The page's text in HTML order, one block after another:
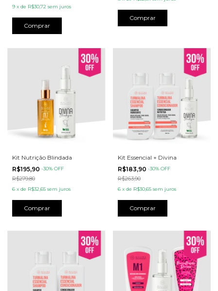
9 x de R$30,72 sem juros
Kit Nutrição Blindada
R$195,90 -30% OFF
R$279,80
6 x de R$32,65 sem juros
Kit Essencial + Divina
R$183,90 -30% OFF
R$263,90
6 x de R$30,65 sem juros